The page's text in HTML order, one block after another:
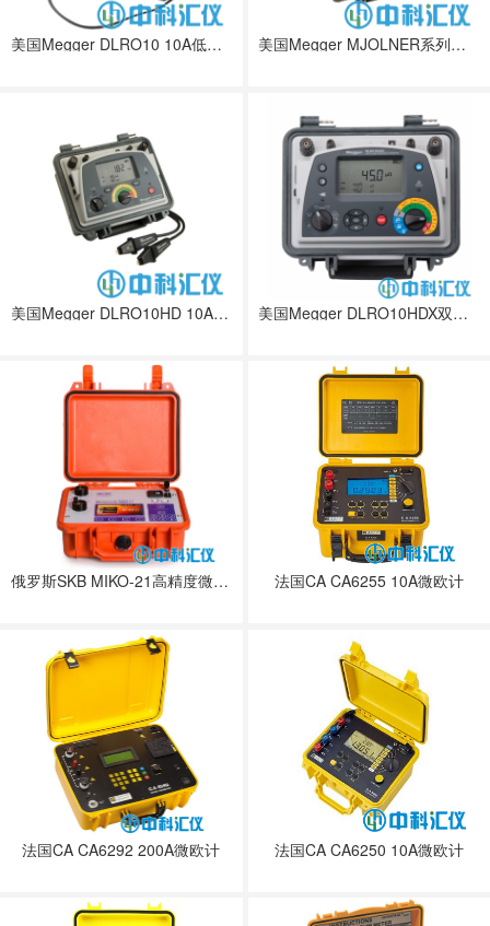
美国Megger DLRO10 10A低阻值欧姆表 美国Megger MJOLNER系列双接地微欧表
美国Megger DLRO10HD 10A低阻欧姆表 美国Megger DLRO10HDX双电源10欧姆表
俄罗斯SKB MIKO-21高精度微欧计 法国CA CA6255 10A微欧计
法国CA CA6292 200A微欧计 法国CA CA6250 10A微欧计